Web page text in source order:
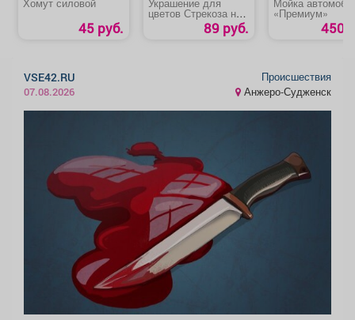
Хомут силовой
45 руб.
Украшение для
цветов Стрекоза на
цветке 89 руб.
Мойка
«Премиум»
450
VSE42.RU
07.08.2026
Происшествия
Анжеро-Судженск